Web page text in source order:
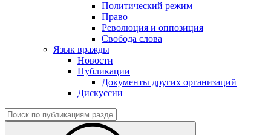
Политический режим
Право
Революция и оппозиция
Свобода слова
Язык вражды
Новости
Публикации
Документы других организаций
Дискуссии